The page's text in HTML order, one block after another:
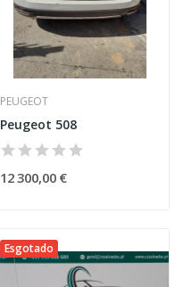
PEUGEOT
Peugeot 508
12 300,00 €
Esgotado